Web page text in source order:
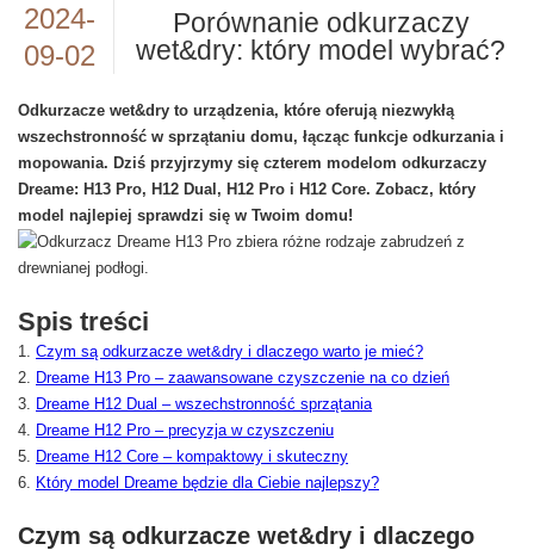
2024-
09-02
Porównanie odkurzaczy
wet&dry: który model wybrać?
Odkurzacze wet&dry to urządzenia, które oferują niezwykłą
wszechstronność w sprzątaniu domu, łącząc funkcje odkurzania i
mopowania. Dziś przyjrzymy się czterem modelom odkurzaczy
Dreame: H13 Pro, H12 Dual, H12 Pro i H12 Core. Zobacz, który
model najlepiej sprawdzi się w Twoim domu!
Spis treści
Czym są odkurzacze wet&dry i dlaczego warto je mieć?
Dreame H13 Pro – zaawansowane czyszczenie na co dzień
Dreame H12 Dual – wszechstronność sprzątania
Dreame H12 Pro – precyzja w czyszczeniu
Dreame H12 Core – kompaktowy i skuteczny
Który model Dreame będzie dla Ciebie najlepszy?
Czym są odkurzacze wet&dry i dlaczego